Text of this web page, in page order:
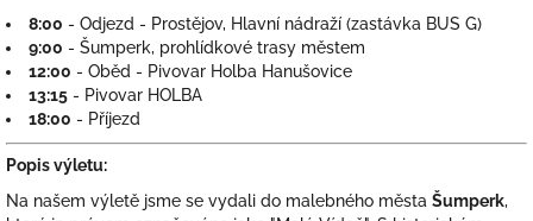
8:00 - Odjezd - Prostějov, Hlavní nádraží (zastávka BUS G)
9:00 - Šumperk, prohlídkové trasy městem
12:00 - Oběd - Pivovar Holba Hanušovice
13:15 - Pivovar HOLBA
18:00 - Příjezd
Popis výletu:
Na našem výletě jsme se vydali do malebného města Šumperk,